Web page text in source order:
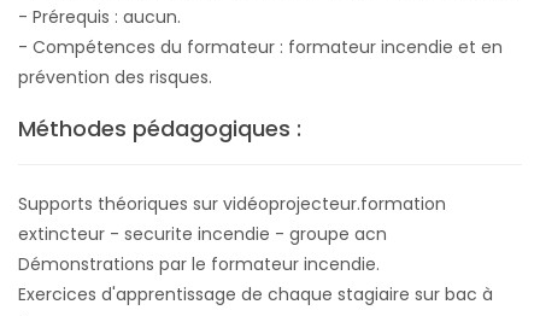
- Prérequis : aucun.
- Compétences du formateur : formateur incendie et en
prévention des risques.
Méthodes pédagogiques :
Supports théoriques sur vidéoprojecteur.formation
extincteur - securite incendie - groupe acn
Démonstrations par le formateur incendie.
Exercices d'apprentissage de chaque stagiaire sur bac à